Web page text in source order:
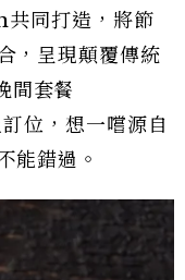
同打造，將節
，呈現顛覆傳統
套餐
位，想一嚐源自
能錯過。